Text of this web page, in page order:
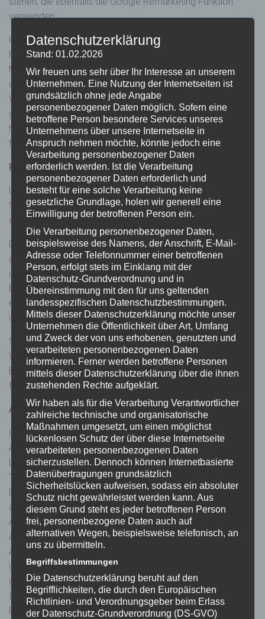
verwenden.
Google speichert dabei keine individuellen Daten. Unter
http://www.google.com/settings/ads haben Sie die
Möglichkeit, die Funktion von Google Remarketing zu
desaktivieren. Der Einsatz von Cookies für individuelle
Werbeschaltung kann ebenfalls abgestellt werden. Wie das
geht beschreibt dieser Link:
http://www.networkadvertising.org/managing/opt_out.asp
folgen.
Piwik
Unsere Webseite verwendet Piwik, eine Open.Source-
Software die Daten von Besuchern für statistische Zwecke
erhebt. Dies erfolgt über „Cookies“.
Die dadurch erhobenen Daten werden auf einem Server
gespeichert, alle IP-Adressen direkt nach der Verarbeitung
und vor der Speicherung anonymisiert. Über ihre Browser-
Einstellungen können Sie die Verwendung von Cookies
einstellen. Eventuell können diese Einstellungen Einfluss auf
die korrekte Funktion unserer Website nehmen.
Sie können auch festlegen, ob in Ihrem Web-Browser ein
Webanalyse-Cookie gespeichert werden darf, der dem
Betreiber der jeweiligen Webseite die Sammlung von Daten
für statistische Zwecke ermöglicht.
Adobe Analytics (Omniture)
Unsere Webseite benutzt Adobe Analytics, ein
Analysewerkzeug der Adobe Systems Software Ireland
Limited („Adobe“). Adobe Analytics nutzt “Cookies”, kleine
Textdateien, die auf Ihrem Rechner gespeichert werden.
Diese erlauben, die Benutzung der Webseite durch Sie zu
analysieren. Bevor ein entsprechender Datensatz an das
Adobe Datencenter übermittelt wird, wird von uns die IP
Adresse anonymisiert. Dafür wird das letzte Oktett der IP
Adresse durch Nullen ersetzt. Bevor das Tracking Packet
gespeichert wird, wird die IP Adresse durch einzelne
generische IP Adressen ersetzt. Adobe nutzt diese
Informationen für uns, um auszuwerten, wie Sie als
Besucher unsere Webseite nutzen. Es werden Berichte
Datenschutzerklärung
Stand: 01.02.2026
Wir freuen uns sehr über Ihr Interesse an unserem
Unternehmen. Eine Nutzung der Internetseiten ist
grundsätzlich ohne jede Angabe
personenbezogener Daten möglich. Sofern eine
betroffene Person besondere Services unseres
Unternehmens über unsere Internetseite in
Anspruch nehmen möchte, könnte jedoch eine
Verarbeitung personenbezogener Daten
erforderlich werden. Ist die Verarbeitung
personenbezogener Daten erforderlich und
besteht für eine solche Verarbeitung keine
gesetzliche Grundlage, holen wir generell eine
Einwilligung der betroffenen Person ein.
Die Verarbeitung personenbezogener Daten,
beispielsweise des Namens, der Anschrift, E-Mail-
Adresse oder Telefonnummer einer betroffenen
Person, erfolgt stets im Einklang mit der
Datenschutz-Grundverordnung und in
Übereinstimmung mit den für uns geltenden
landesspezifischen Datenschutzbestimmungen.
Mittels dieser Datenschutzerklärung möchte unser
Unternehmen die Öffentlichkeit über Art, Umfang
und Zweck der von uns erhobenen, genutzten und
verarbeiteten personenbezogenen Daten
informieren. Ferner werden betroffene Personen
mittels dieser Datenschutzerklärung über die ihnen
zustehenden Rechte aufgeklärt.
Wir haben als für die Verarbeitung Verantwortlicher
zahlreiche technische und organisatorische
Maßnahmen umgesetzt, um einen möglichst
lückenlosen Schutz der über diese Internetseite
verarbeiteten personenbezogenen Daten
sicherzustellen. Dennoch können Internetbasierte
Datenübertragungen grundsätzlich
Sicherheitslücken aufweisen, sodass ein absoluter
Schutz nicht gewährleistet werden kann. Aus
diesem Grund steht es jeder betroffenen Person
frei, personenbezogene Daten auch auf
alternativen Wegen, beispielsweise telefonisch, an
uns zu übermitteln.
Begriffsbestimmungen
Die Datenschutzerklärung beruht auf den
Begrifflichkeiten, die durch den Europäischen
Richtlinien- und Verordnungsgeber beim Erlass
der Datenschutz-Grundverordnung (DS-GVO)